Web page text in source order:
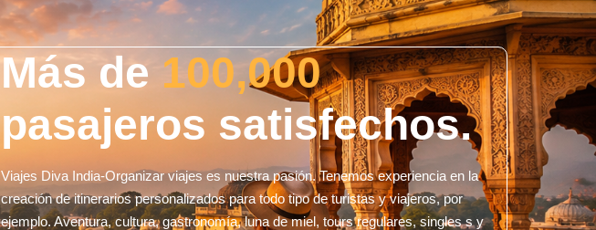
Más de100,000
pasajeros satisfechos.
Viajes Diva India-Organizar viajes es nuestra pasión. Tenemos experiencia en la
creación de itinerarios personalizados para todo tipo de turistas y viajeros, por
ejemplo. Aventura, cultura, gastronomía, luna de miel, tours regulares, singles s y